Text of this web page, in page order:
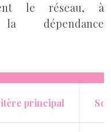
le réseau, à
dépendance
principal